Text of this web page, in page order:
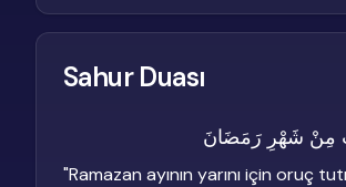
Sahur Duası
مِنْ شَهْرِ رَمَضَانَ
"Ramazan ayının yarını için oruç